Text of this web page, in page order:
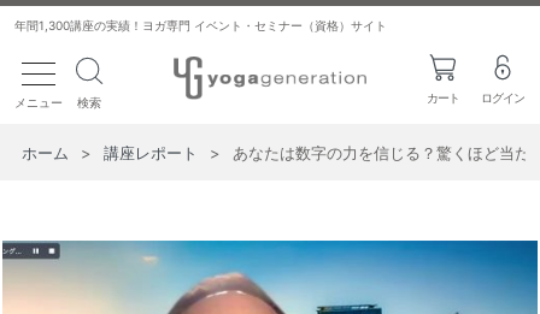
年間1,300講座の実績！ヨガ専門 イベント・セミナー（資格）サイト
toggle navigation
メニュー 検索 カート ログイン
ホーム > 講座レポート > あなたは数字の力を信じる？驚くほど当た